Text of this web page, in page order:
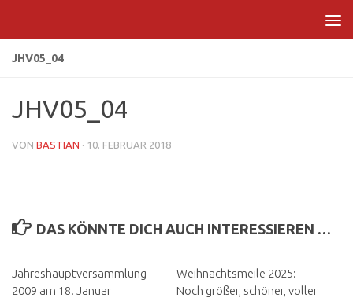
JHV05_04
JHV05_04
VON BASTIAN · 10. FEBRUAR 2018
DAS KÖNNTE DICH AUCH INTERESSIEREN …
Jahreshauptversammlung
2009 am 18. Januar
Weihnachtsmeile 2025:
Noch größer, schöner, voller